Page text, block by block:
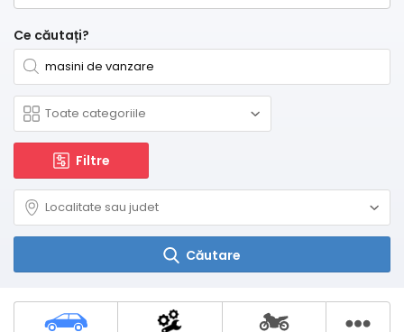
Ce căutați?
Filtre
Căutare